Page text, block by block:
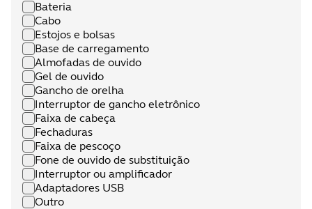
Bateria
Cabo
Estojos e bolsas
Base de carregamento
Almofadas de ouvido
Gel de ouvido
Gancho de orelha
Interruptor de gancho eletrônico
Faixa de cabeça
Fechaduras
Faixa de pescoço
Fone de ouvido de substituição
Interruptor ou amplificador
Adaptadores USB
Outro